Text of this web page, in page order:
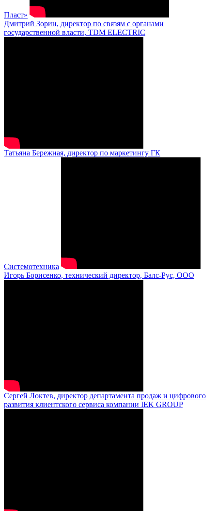
Пласт»
Дмитрий Зорин, директор по связям с органами
государственной власти, TDM ELECTRIC
Татьяна Бережная, директор по маркетингу ГК
Системотехника
Игорь Борисенко, технический директор, Балс-Рус, ООО
Сергей Локтев, директор департамента продаж и цифрового
развития клиентского сервиса компании IEK GROUP